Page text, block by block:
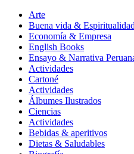
Arte
Buena vida & Espiritualidad
Economía & Empresa
English Books
Ensayo & Narrativa
Actividades
Cartoné
Actividades
Álbumes Ilustrados
Ciencias
Actividades
Bebidas & aperitivos
Dietas & Saludables